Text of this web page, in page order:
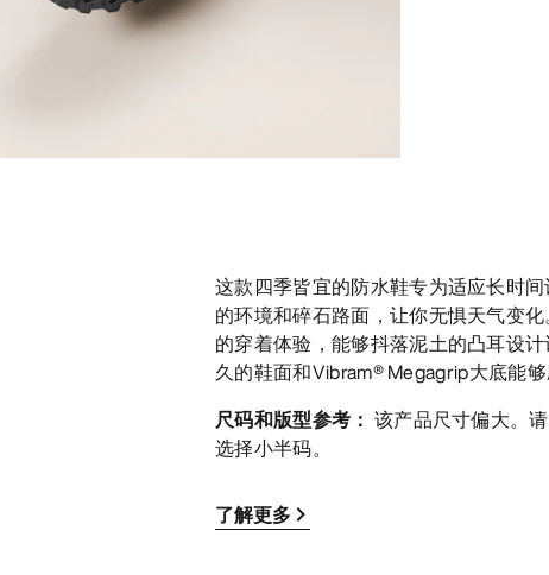
这款四季皆宜的防水鞋专为适应长时
的环境和碎石路面，让你无惧天气变
的穿着体验，能够抖落泥土的凸耳设
久的鞋面和Vibram® Megagrip大底能
尺码和版型参考： 该产品尺寸偏大。
选择小半码。
了解更多